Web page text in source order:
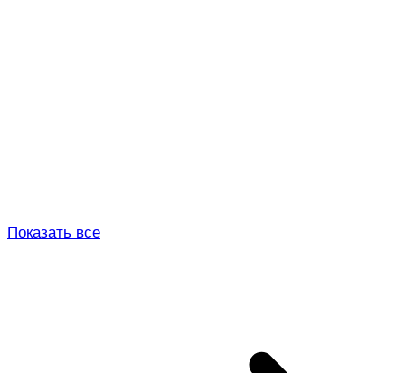
Показать все